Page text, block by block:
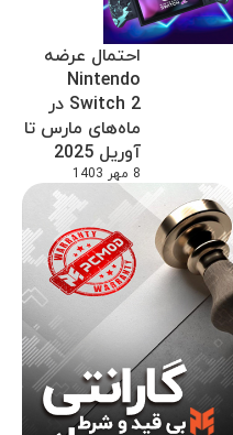
احتمال عرضه
Nintendo
Switch 2 در
ماه‌های مارس تا
آوریل 2025
8 مهر 1403